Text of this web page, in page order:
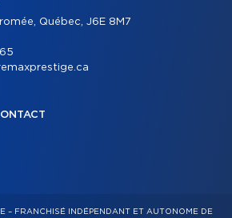
Québec, J6E 8M7
– FRANCHISÉ INDÉPENDANT ET AUTONOME DE